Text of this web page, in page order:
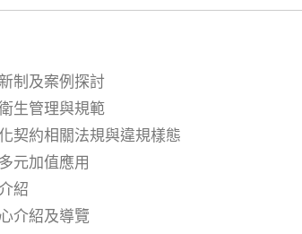
制及案例探討
生管理與規範
契約相關法規與違規樣態
元加值應用
紹
介紹及導覽